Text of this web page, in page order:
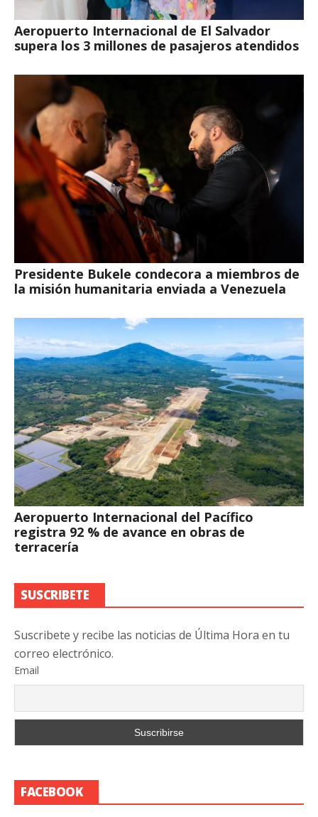
Aeropuerto Internacional de El Salvador
supera los 3 millones de pasajeros atendidos
Presidente Bukele condecora a miembros de
la misión humanitaria enviada a Venezuela
Aeropuerto Internacional del Pacífico
registra 92 % de avance en obras de
terracería
SUSCRIBETE
Suscribete y recibe las noticias de Última Hora en tu
correo electrónico.
Email
FACEBOOK